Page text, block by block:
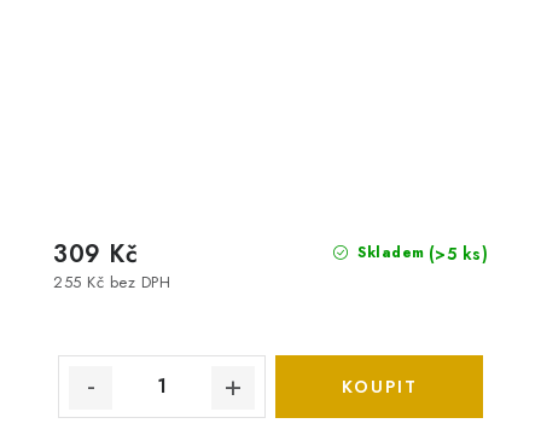
Skladem (>5 ks)
255 Kč bez DPH
309 Kč